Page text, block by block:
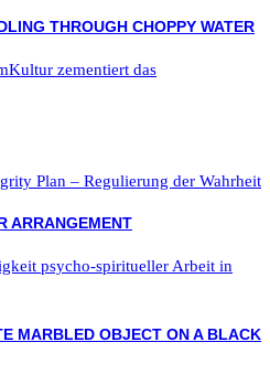
zementiert das
Plan – Regulierung der Wahrheit
psycho-spiritueller Arbeit in